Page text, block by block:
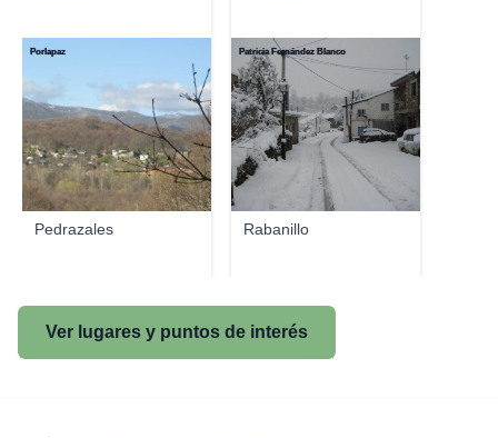
Pedrazales
Porlapaz
Rabanillo
Patricia Fernández Blanco
Ver lugares y puntos de interés